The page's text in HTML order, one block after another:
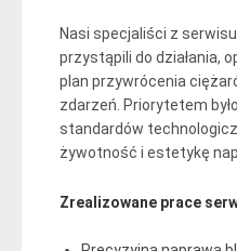
Nasi specjaliści z
przystąpili do działania,
plan przywrócenia
zdarzeń. Priorytetem
standardów
żywotność i estetykę
Zrealizowane prace